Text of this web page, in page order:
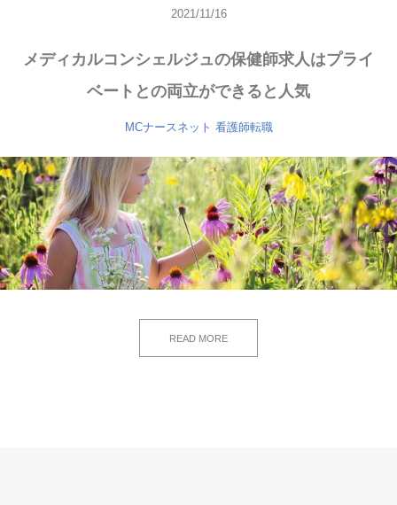
2021/11/16
メディカルコンシェルジュの保健師求人はプライ
ベートとの両立ができると人気
MCナースネット 看護師転職
READ MORE